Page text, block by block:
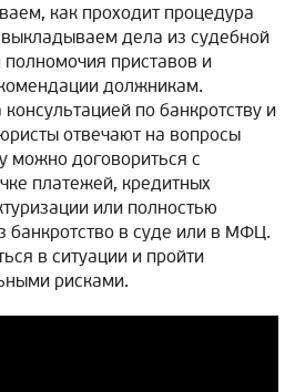
как проходит процедура
дела из судебной
приставов и
должникам.
по банкротству и
отвечают на вопросы
можно договориться с
платежей, кредитных
или полностью
банкротство в суде или в МФЦ.
в ситуации и пройти
рисками.